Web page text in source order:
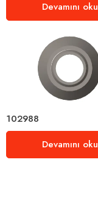
Devamını oku
102988
Devamını oku